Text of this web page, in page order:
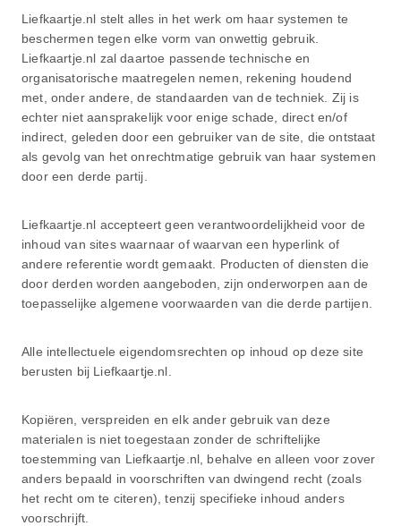
Liefkaartje.nl stelt alles in het werk om haar systemen te
beschermen tegen elke vorm van onwettig gebruik.
Liefkaartje.nl zal daartoe passende technische en
organisatorische maatregelen nemen, rekening houdend
met, onder andere, de standaarden van de techniek. Zij is
echter niet aansprakelijk voor enige schade, direct en/of
indirect, geleden door een gebruiker van de site, die ontstaat
als gevolg van het onrechtmatige gebruik van haar systemen
door een derde partij.
Liefkaartje.nl accepteert geen verantwoordelijkheid voor de
inhoud van sites waarnaar of waarvan een hyperlink of
andere referentie wordt gemaakt. Producten of diensten die
door derden worden aangeboden, zijn onderworpen aan de
toepasselijke algemene voorwaarden van die derde partijen.
Alle intellectuele eigendomsrechten op inhoud op deze site
berusten bij Liefkaartje.nl.
Kopiëren, verspreiden en elk ander gebruik van deze
materialen is niet toegestaan zonder de schriftelijke
toestemming van Liefkaartje.nl, behalve en alleen voor zover
anders bepaald in voorschriften van dwingend recht (zoals
het recht om te citeren), tenzij specifieke inhoud anders
voorschrijft.